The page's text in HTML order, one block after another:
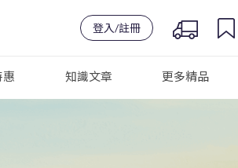
登入/註冊
惠 知識文章 更多精品